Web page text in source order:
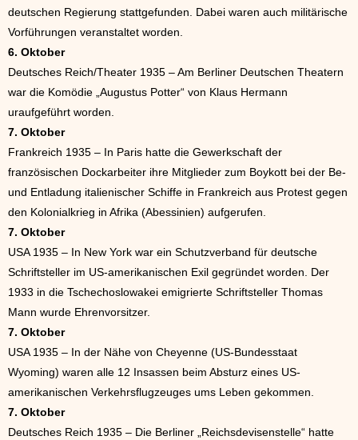
deutschen Regierung stattgefunden. Dabei waren auch militärische
Vorführungen veranstaltet worden.
6. Oktober
Deutsches Reich/Theater 1935 – Am Berliner Deutschen Theatern
war die Komödie „Augustus Potter“ von Klaus Hermann
uraufgeführt worden.
7. Oktober
Frankreich 1935 – In Paris hatte die Gewerkschaft der
französischen Dockarbeiter ihre Mitglieder zum Boykott bei der Be-
und Entladung italienischer Schiffe in Frankreich aus Protest gegen
den Kolonialkrieg in Afrika (Abessinien) aufgerufen.
7. Oktober
USA 1935 – In New York war ein Schutzverband für deutsche
Schriftsteller im US-amerikanischen Exil gegründet worden. Der
1933 in die Tschechoslowakei emigrierte Schriftsteller Thomas
Mann wurde Ehrenvorsitzer.
7. Oktober
USA 1935 – In der Nähe von Cheyenne (US-Bundesstaat
Wyoming) waren alle 12 Insassen beim Absturz eines US-
amerikanischen Verkehrsflugzeuges ums Leben gekommen.
7. Oktober
Deutsches Reich 1935 – Die Berliner „Reichsdevisenstelle“ hatte